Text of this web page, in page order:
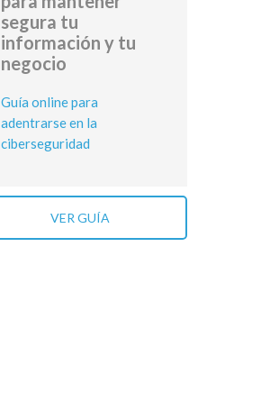
segura tu
información y tu
negocio
Guía online para
adentrarse en la
ciberseguridad
VER GUÍA